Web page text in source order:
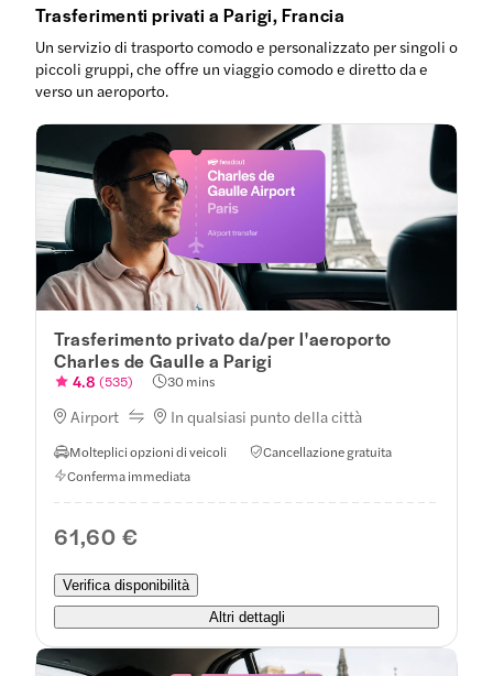
Trasferimenti privati a Parigi, Francia
Un servizio di trasporto comodo e personalizzato per singoli o
piccoli gruppi, che offre un viaggio comodo e diretto da e
verso un aeroporto.
Trasferimento privato da/per l'aeroporto
Charles de Gaulle a Parigi
4.8 (535) 30 mins
Airport In qualsiasi punto della città
Molteplici opzioni di veicoli
Cancellazione gratuita
Conferma immediata
61,60 €
Verifica disponibilità
Altri dettagli